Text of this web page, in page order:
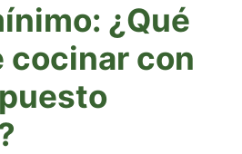
¿Qué
cocinar con